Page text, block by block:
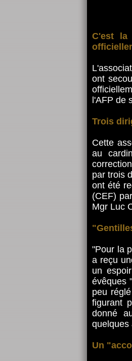
C'est la
ont
l'AFP de
Trois
Cette
au
par trois
ont été
(CEF)
Mgr Luc
"Pour la
a reçu
un
évêques
peu
figurant
donné
quelques
Un